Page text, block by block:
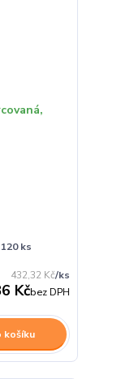
ks
432,32 Kč/ks
Kčbez DPH
košíku